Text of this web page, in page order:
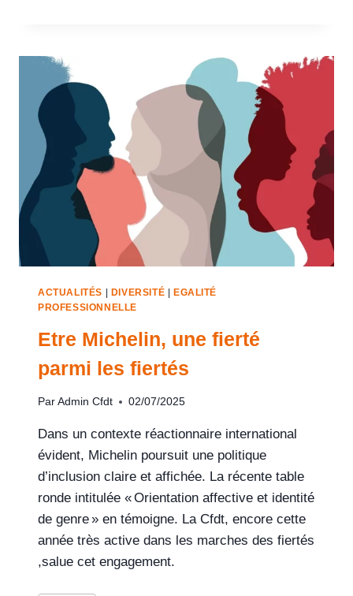
ACTUALITÉS DIVERSITÉ
EGALITÉ
PROFESSIONNELLE
Etre Michelin, une fierté
parmi les fiertés
Par Admin Cfdt 02/07/2025
Dans un contexte réactionnaire international
évident, Michelin poursuit une politique
d’inclusion claire et affichée. La récente table
ronde intitulée « Orientation affective et identité
de genre » en témoigne. La Cfdt, encore cette
année très active dans les marches des fiertés
,salue cet engagement.